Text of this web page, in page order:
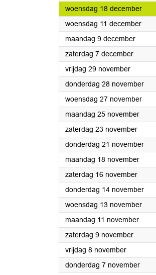
woensdag 18 december2024
woensdag 11 december2024
maandag 9 december2024
zaterdag 7 december2024
vrijdag 29 november2024
donderdag 28 november2024
woensdag 27 november2024
maandag 25 november2024
zaterdag 23 november2024
donderdag 21 november2024
maandag 18 november2024
zaterdag 16 november2024
donderdag 14 november2024
woensdag 13 november2024
maandag 11 november2024
zaterdag 9 november2024
vrijdag 8 november2024
donderdag 7 november2024